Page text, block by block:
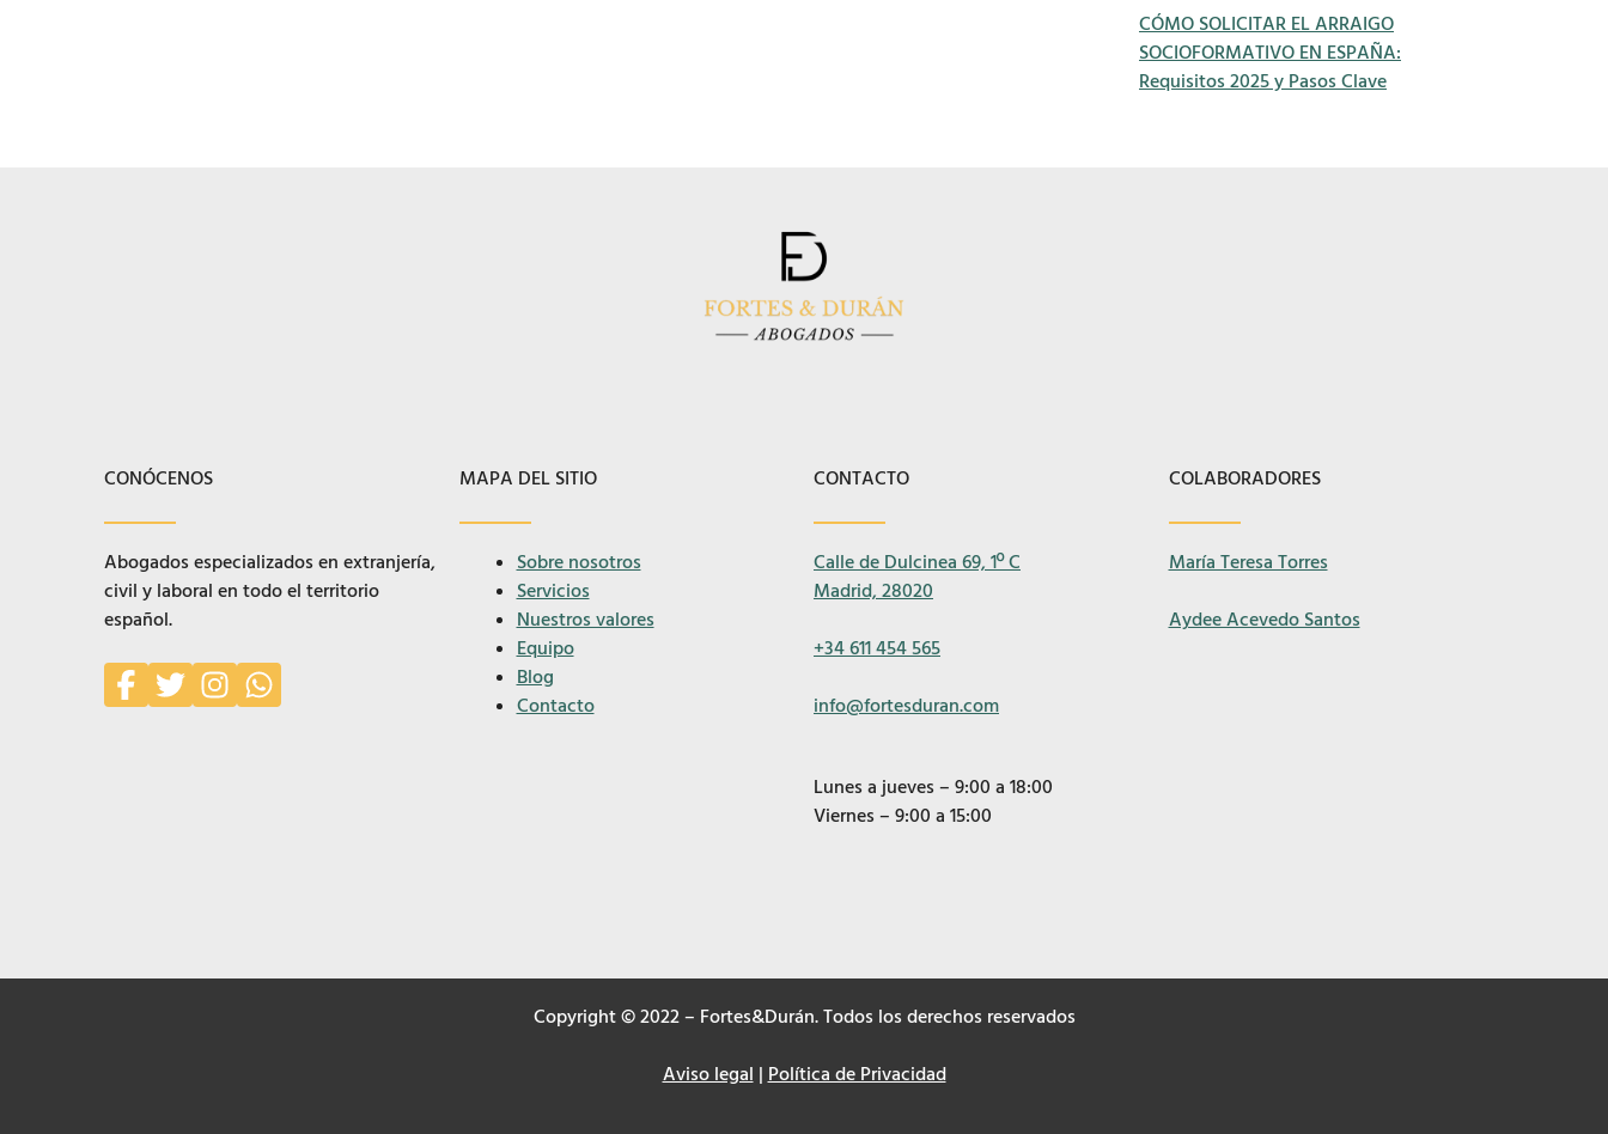
CÓMO SOLICITAR EL ARRAIGO
SOCIOFORMATIVO EN ESPAÑA:
Requisitos 2025 y Pasos Clave
CONÓCENOS
Abogados especializados en extranjería,
civil y laboral en todo el territorio
español.
MAPA DEL SITIO
Sobre nosotros
Servicios
Nuestros valores
Equipo
Blog
Contacto
CONTACTO
Calle de Dulcinea 69, 1º C
Madrid, 28020
+34 611 454 565
info@fortesduran.com
Lunes a jueves – 9:00 a 18:00
Viernes – 9:00 a 15:00
COLABORADORES
María Teresa Torres
Aydee Acevedo Santos
Copyright © 2022 – Fortes&Durán. Todos los derechos reservados
Aviso legal | Política de Privacidad